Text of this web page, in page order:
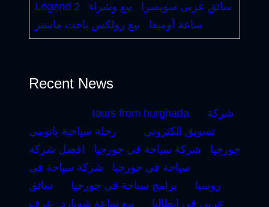
Legend 2
سائق عربى سويسرا
بيع وشراء
ساعة أوميغا
بيع رولكس ياخت ماستر
Recent News
tours from hurghada
شركة
تسويق الكتروني
رحلة سياحية باتومي
جورجيا
شركة سياحة في جورجيا
افضل شركة
سياحة في جورجيا
شركة سياحة في
روسيا
برامج سياحة في جورجيا
سائق
عربي في إيطاليا
بيع ساعة شوبارد
غرف